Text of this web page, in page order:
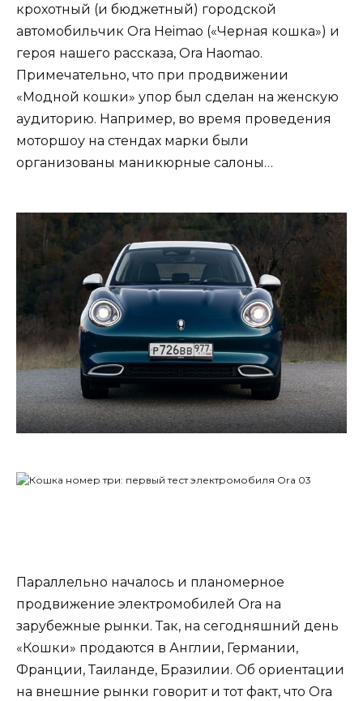
крохотный (и бюджетный) городской
автомобильчик Ora Heimao («Черная кошка») и
героя нашего рассказа, Ora Haomao.
Примечательно, что при продвижении
«Модной кошки» упор был сделан на женскую
аудиторию. Например, во время проведения
моторшоу на стендах марки были
организованы маникюрные салоны…
Параллельно началось и планомерное
продвижение электромобилей Ora на
зарубежные рынки. Так, на сегодняшний день
«Кошки» продаются в Англии, Германии,
Франции, Таиланде, Бразилии. Об ориентации
на внешние рынки говорит и тот факт, что Ora